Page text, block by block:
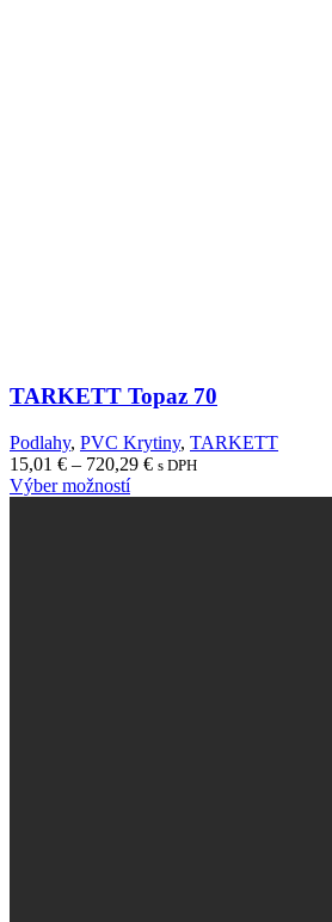
TARKETT Topaz 70
Podlahy, PVC Krytiny, TARKETT
15,01 € – 720,29 €Price
s DPH
Výber možností